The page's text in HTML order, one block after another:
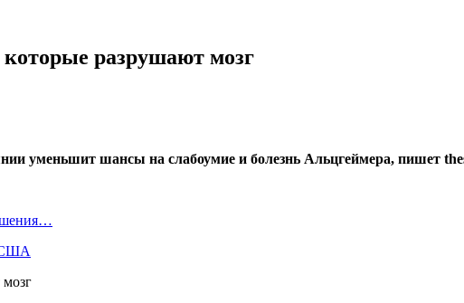
разрушают мозг
уменьшит шансы на слабоумие и болезнь Альцгеймера, пишет
США